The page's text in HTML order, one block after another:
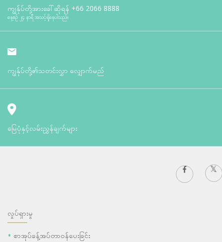
ကျွန်ုပ်တို့အားခေါ်ဆိုရန် +66 2066 8888
နေ့စဉ် ၂၄ နာရီ အသင့်ရှိနေပါသည်။
ကျွန်ုပ်တို့၏သတင်းလွှာ လျှောက်မည်
မြေပုံနှင့်လမ်းညွှန်ချက်များ
လှုပ်ရှားမှု
စာအုပ်ခန့်အပ်တာဝန်ပေးခြင်း